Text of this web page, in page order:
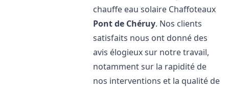
chauffe eau solaire Chaffoteaux
Pont de Chéruy. Nos clients
satisfaits nous ont donné des
avis élogieux sur notre travail,
notamment sur la rapidité de
nos interventions et la qualité de